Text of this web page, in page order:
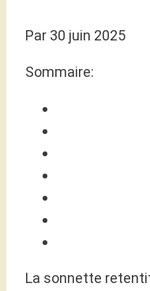
Par 30 juin 2025
Sommaire:
La sonnette